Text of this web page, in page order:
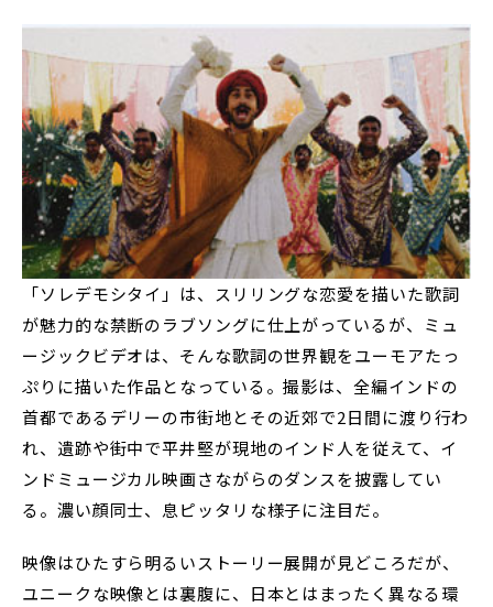
「ソレデモシタイ」は、スリリングな恋愛を描いた歌詞
が魅力的な禁断のラブソングに仕上がっているが、ミュ
ージックビデオは、そんな歌詞の世界観をユーモアたっ
ぷりに描いた作品となっている。撮影は、全編インドの
首都であるデリーの市街地とその近郊で2日間に渡り行わ
れ、遺跡や街中で平井堅が現地のインド人を従えて、イ
ンドミュージカル映画さながらのダンスを披露してい
る。濃い顔同士、息ピッタリな様子に注目だ。
映像はひたすら明るいストーリー展開が見どころだが、
ユニークな映像とは裏腹に、日本とはまったく異なる環